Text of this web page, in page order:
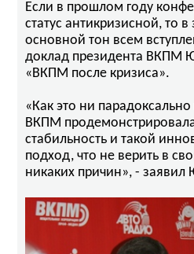
Если в прошлом году
статус антикризисной, то в
основной тон всем
доклад президента ВКПМ
«ВКПМ после кризиса».
«Как это ни
ВКПМ
стабильность и такой
подход, что не верить в
никаких причин», - заявил